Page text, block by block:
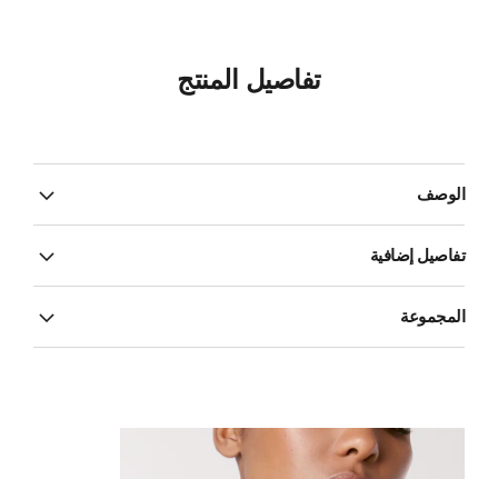
تفاصيل المنتج
الوصف
تفاصيل إضافية
المجموعة